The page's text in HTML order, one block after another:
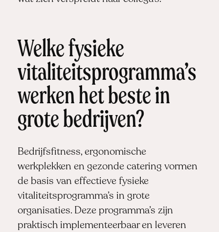
Welke fysieke
vitaliteitsprogramma’s
werken het beste in
grote bedrijven?
Bedrijfsfitness, ergonomische
werkplekken en gezonde catering vormen
de basis van effectieve fysieke
vitaliteitsprogramma’s in grote
organisaties. Deze programma’s zijn
praktisch implementeerbaar en leveren